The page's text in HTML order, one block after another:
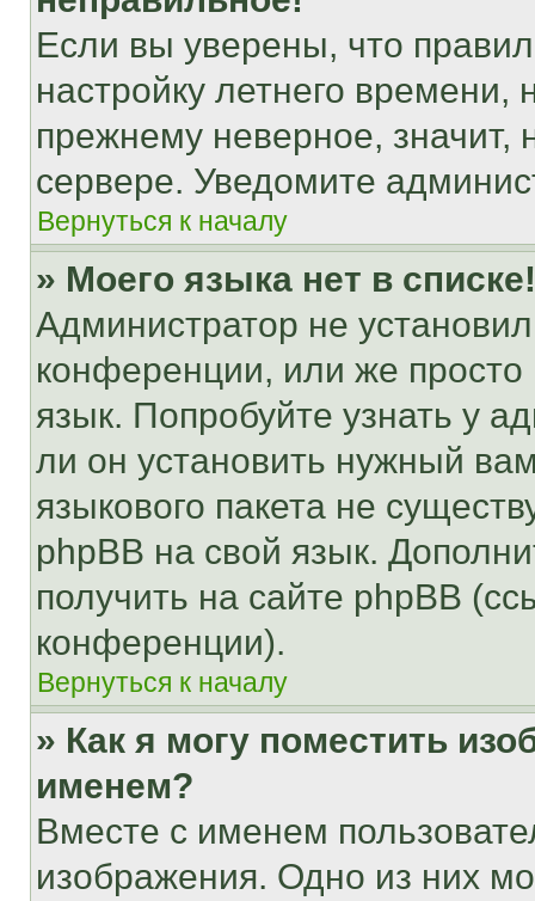
Если вы уверены, что
настройку летнего
прежнему неверное, значит,
сервере. Уведомите
Вернуться к началу
» Моего языка нет в списке!
Администратор не
конференции, или же
язык. Попробуйте узнать у
ли он установить нужный
языкового пакета не
phpBB на свой язык.
получить на сайте phpBB
конференции).
Вернуться к началу
» Как я могу поместить
именем?
Вместе с именем
изображения. Одно из них